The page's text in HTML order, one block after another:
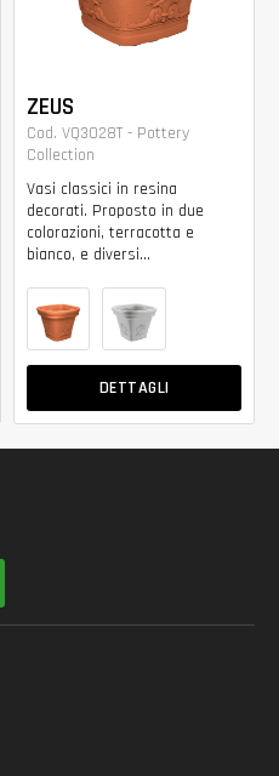
ZEUS
Cod. VQ3028T - Pottery
Collection
Vasi classici in resina
decorati. Proposto in due
colorazioni, terracotta e
bianco, e diversi...
DETTAGLI